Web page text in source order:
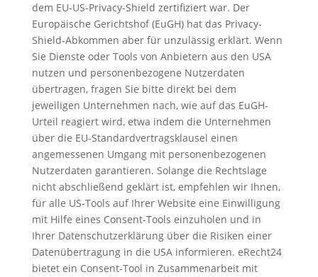
dem EU-US-Privacy-Shield zertifiziert war. Der
Europäische Gerichtshof (EuGH) hat das Privacy-
Shield-Abkommen aber für unzulässig erklärt. Wenn
Sie Dienste oder Tools von Anbietern aus den USA
nutzen und personenbezogene Nutzerdaten
übertragen, fragen Sie bitte direkt bei dem
jeweiligen Unternehmen nach, wie auf das EuGH-
Urteil reagiert wird, etwa indem die Unternehmen
über die EU-Standardvertragsklausel einen
angemessenen Umgang mit personenbezogenen
Nutzerdaten garantieren. Solange die Rechtslage
nicht abschließend geklärt ist, empfehlen wir Ihnen,
für alle US-Tools auf Ihrer Website eine Einwilligung
mit Hilfe eines Consent-Tools einzuholen und in
Ihrer Datenschutzerklärung über die Risiken einer
Datenübertragung in die USA informieren. eRecht24
bietet ein Consent-Tool in Zusammenarbeit mit